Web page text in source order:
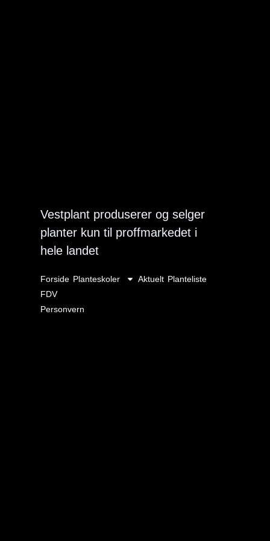
Vestplant produserer og selger
planter kun til proffmarkedet i
hele landet
Forside Planteskoler Aktuelt Planteliste
FDV
Personvern